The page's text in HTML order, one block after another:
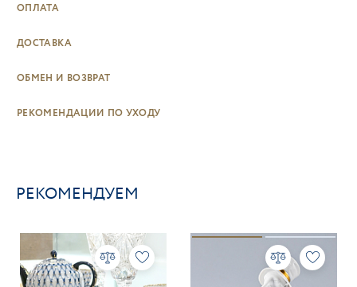
ОПЛАТА
ДОСТАВКА
ОБМЕН И ВОЗВРАТ
РЕКОМЕНДАЦИИ ПО УХОДУ
РЕКОМЕНДУЕМ